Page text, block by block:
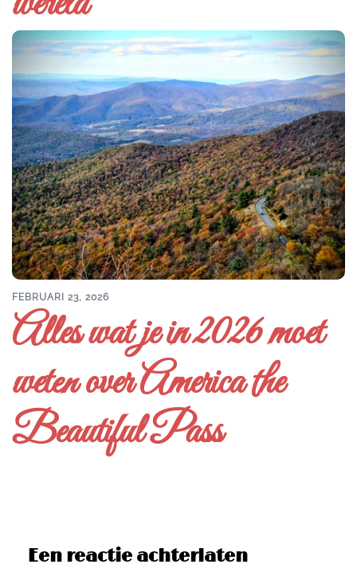
FEBRUARI 23, 2026
Alles wat je in 2026 moet
weten over America the
Beautiful Pass
Een reactie achterlaten